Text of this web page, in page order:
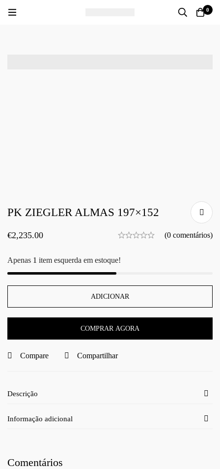
0
PK ZIEGLER ALMAS 197×152
€2,235.00 (0 comentários)
Apenas 1 item esquerda em estoque!
ADICIONAR
COMPRAR AGORA
Compare Compartilhar
Descrição
Informação adicional
Comentários